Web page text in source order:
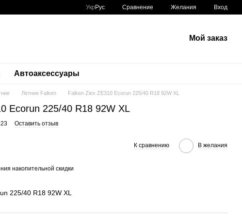
Укр Рус Сравнение Желания Вход
Мой заказ
Автоаксессуары
Летние Falken Falken Ziex ZE310 Ecorun 225/40 R18 92W XL
Ecorun 225/40 R18 92W XL
Оставить отзыв
К сравнению В желания
накопительной скидки
225/40 R18 92W XL